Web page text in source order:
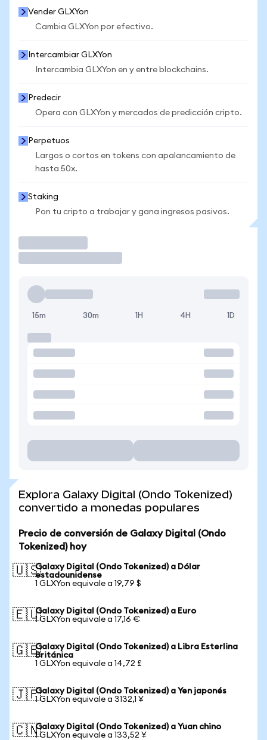
Vender GLXYon
Cambia GLXYon por efectivo.
Intercambiar GLXYon
Intercambia GLXYon en y entre blockchains.
Predecir
Opera con GLXYon y mercados de predicción cripto.
Perpetuos
Largos o cortos en tokens con apalancamiento de
hasta 50x.
Staking
Pon tu cripto a trabajar y gana ingresos pasivos.
15m 30m 1H 4H 1D
Explora Galaxy Digital (Ondo Tokenized)
convertido a monedas populares
Precio de conversión de Galaxy Digital (Ondo
Tokenized) hoy
🇺🇸Galaxy Digital (Ondo Tokenized) a Dólar
estadounidense
1 GLXYon equivale a 19,79 $
🇪🇺Galaxy Digital (Ondo Tokenized) a Euro
1 GLXYon equivale a 17,16 €
🇬🇧Galaxy Digital (Ondo Tokenized) a Libra Esterlina
Británica
1 GLXYon equivale a 14,72 £
🇯🇵Galaxy Digital (Ondo Tokenized) a Yen japonés
1 GLXYon equivale a 3132,1 ¥
🇨🇳Galaxy Digital (Ondo Tokenized) a Yuan chino
1 GLXYon equivale a 133,52 ¥